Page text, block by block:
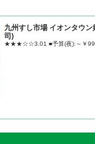
九州すし市場 イオンタウ
司)
★★★☆☆3.01 ■予算(夜):～￥